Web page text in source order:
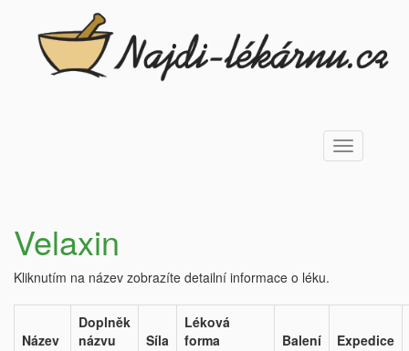
Toggle
navigation
Velaxin
Kliknutím na název zobrazíte detailní informace o léku.
Název
Doplněk
názvu
Síla
Léková
forma
Balení
Expedice